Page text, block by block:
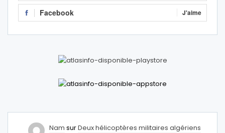
Facebook J'aime
Nam surDeux hélicoptères militaires algériens